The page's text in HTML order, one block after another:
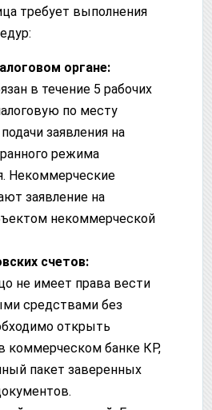
требует выполнения
органе:
в течение 5 рабочих
по месту
заявления на
режима
Некоммерческие
заявление на
некоммерческой
счетов:
не имеет права вести
средствами без
открыть
коммерческом банке КР,
пакет заверенных